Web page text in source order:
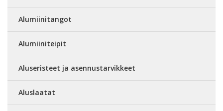
Alumiinitangot
Alumiiniteipit
Aluseristeet ja asennustarvikkeet
Aluslaatat